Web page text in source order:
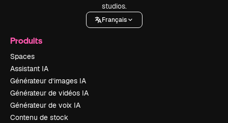
studios.
Français
Produits
Spaces
Assistant IA
Générateur d’images IA
Générateur de vidéos IA
Générateur de voix IA
Contenu de stock